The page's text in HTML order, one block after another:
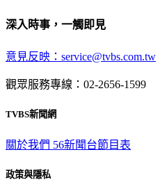
深入時事，一觸即見
意見反映：service@tvbs.com.tw
觀眾服務專線：02-2656-1599
TVBS新聞網
關於我們 56新聞台節目表
政策與隱私